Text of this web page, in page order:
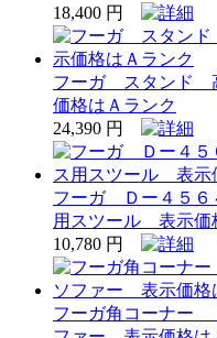
18,400 円
フーガ スタンド
価格はＡランク
24,390 円
フーガ Ｄー４５
用スツール 表示価
10,780 円
フーガ角コーナー